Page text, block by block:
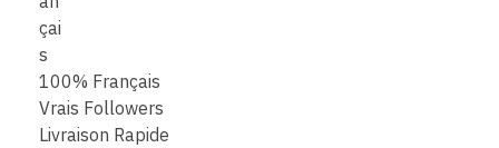
100% Français
Vrais Followers
Livraison Rapide